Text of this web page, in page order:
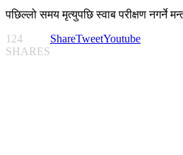
पछिल्लो समय मृत्युपछि स्वाब परीक्षण नगर्ने
124
SHARES
ShareTweetYoutube